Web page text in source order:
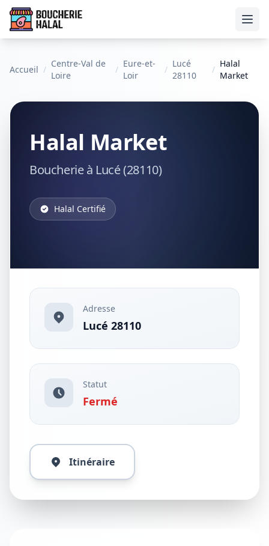
Accueil /
Centre-Val de
Loire
/
Eure-et-
Loir
/
Lucé
28110
/
Halal
Market
Halal Market
Boucherie à Lucé (28110)
Halal Certifié
Adresse
Lucé 28110
Statut
Fermé
Itinéraire